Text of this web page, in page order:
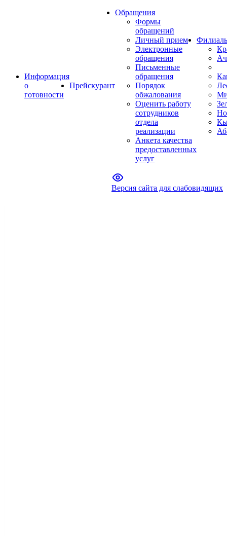
Информация
о
готовности
Прейскурант
Обращения
Формы
обращений
Личный прием
Электронные
обращения
Письменные
обращения
Порядок
обжалования
Оценить работу
сотрудников
отдела
реализации
Анкета качества
предоставленных
услуг
Версия сайта для слабовидящих